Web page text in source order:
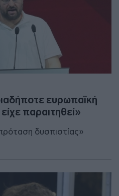
ευρωπαϊκή
παραιτηθεί»
δυσπιστίας»